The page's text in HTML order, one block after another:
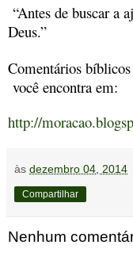
“Antes de buscar a
Deus.”
Comentários
você encontra em:
http://
às dezembro 04, 2014
Compartilhar
Nenhum